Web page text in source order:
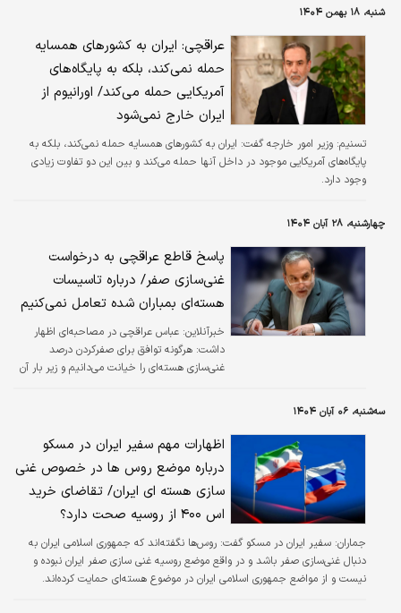
شنبه، ۱۸ بهمن ۱۴۰۴
عراقچی: ایران به کشورهای همسایه
حمله نمی‌کند، بلکه به پایگاه‌های
آمریکایی حمله می‌‌کند/ اورانیوم از
ایران خارج نمی‌شود
تسنیم: وزیر امور خارجه گفت: ایران به کشورهای همسایه حمله نمی‌کند، بلکه به
پایگاه‌های آمریکایی موجود در داخل آنها حمله می‌کند و بین این دو تفاوت زیادی
وجود دارد.
چهارشنبه، ۲۸ آبان ۱۴۰۴
پاسخ قاطع عراقچی به درخواست
غنی‌سازی صفر/ درباره تاسیسات
هسته‌ای بمباران شده تعامل نمی‌کنیم
خبرآنلاین: عباس عراقچی در مصاحبه‌ای اظهار
داشت: هرگونه توافق برای صفرکردن درصد
غنی‌سازی هسته‌ای را خیانت می‌دانیم و زیر بار آن
سه‌شنبه، ۰۶ آبان ۱۴۰۴
اظهارات مهم سفیر ایران در مسکو
درباره موضع روس ها در خصوص غنی
سازی هسته ای ایران/ تقاضای خرید
اس ۴۰۰ از روسیه صحت دارد؟
جماران: سفیر ایران در مسکو گفت: روس‌ها نگفته‌اند که جمهوری اسلامی ایران به
دنبال غنی‌سازی صفر باشد و در واقع موضع روسیه غنی سازی صفر ایران نبوده و
نیست و از مواضع جمهوری اسلامی ایران در موضوع هسته‌ای حمایت کرده‌اند.